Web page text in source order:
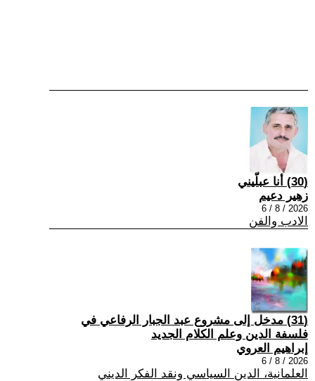
(30) أنا عبلّيني
زهير دعيم
2026 / 8 / 6
الادب والفن
(31) مدخل إلى مشروع عبد الجبار الرفاعي في
فلسفة الدين وعلم الكلام الجديد
إبراهيم العروي
2026 / 8 / 6
العلمانية، الدين السياسي ونقد الفكر الديني